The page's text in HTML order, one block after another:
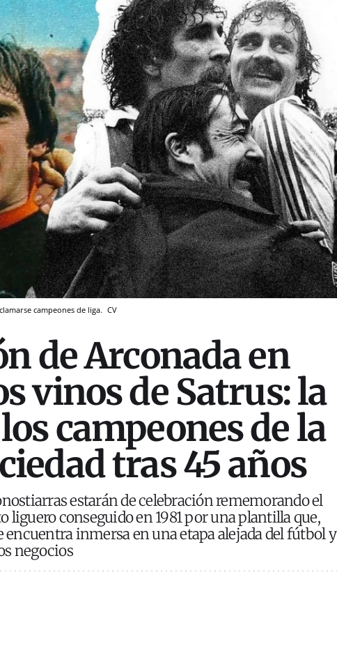
campeones de liga. CV
de Arconada en
vinos de Satrus: la
campeones de la
tras 45 años
estarán de celebración rememorando el
conseguido en 1981 por una plantilla que,
encuentra inmersa en una etapa alejada del fútbol y
negocios